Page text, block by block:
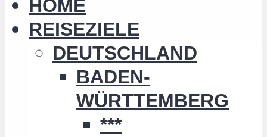
HOME
REISEZIELE
DEUTSCHLAND
BADEN-
WÜRTTEMBERG
***